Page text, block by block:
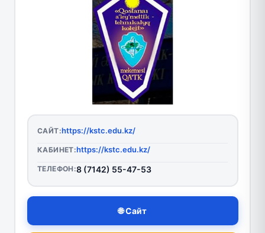
САЙТ:https://kstc.edu.kz/
КАБИНЕТ:https://kstc.edu.kz/
ТЕЛЕФОН:8 (7142) 55-47-53
🌐 Сайт